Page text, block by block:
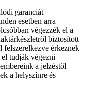
garanciát
esetben arra
végezzék el a
biztosított
felszerelkezve érkeznek
tudják végezni
a jelzéstől
a helyszínre és